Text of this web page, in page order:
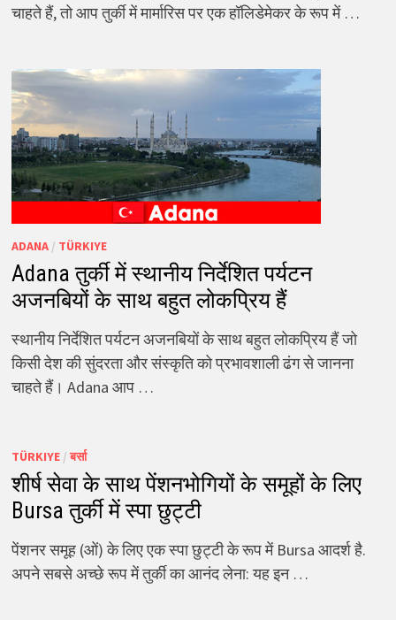
चाहते हैं, तो आप तुर्की में मार्मारिस पर एक हॉलिडेमेकर के रूप में …
ADANA/ TÜRKIYE
Adana तुर्की में स्थानीय निर्देशित पर्यटन
अजनबियों के साथ बहुत लोकप्रिय हैं
स्थानीय निर्देशित पर्यटन अजनबियों के साथ बहुत लोकप्रिय हैं जो
किसी देश की सुंदरता और संस्कृति को प्रभावशाली ढंग से जानना
चाहते हैं। Adana आप …
TÜRKIYE/बर्सा
शीर्ष सेवा के साथ पेंशनभोगियों के समूहों के लिए
Bursa तुर्की में स्पा छुट्टी
पेंशनर समूह (ओं) के लिए एक स्पा छुट्टी के रूप में Bursa आदर्श है.
अपने सबसे अच्छे रूप में तुर्की का आनंद लेना: यह इन …